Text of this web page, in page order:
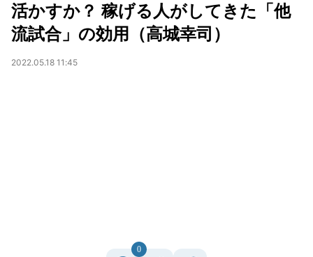
活かすか？ 稼げる人がしてきた「他
流試合」の効用（高城幸司）
2022.05.18 11:45
0